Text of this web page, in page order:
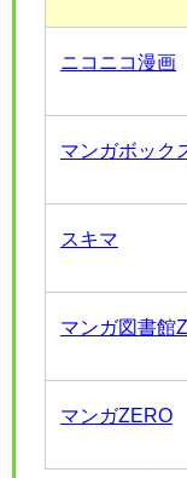
ニコニコ漫画
マンガボック
スキマ
マンガ図書館Z
マンガZERO